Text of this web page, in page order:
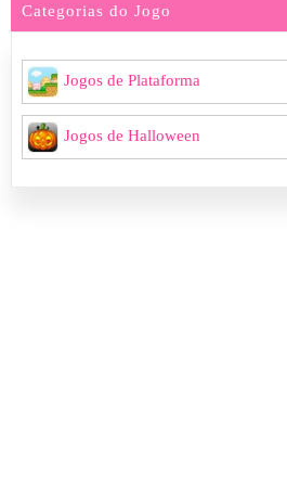
Categorias do Jogo
Jogos de Plataforma
Jogos de Halloween